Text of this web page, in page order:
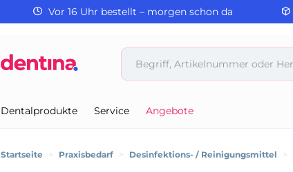
Vor 16 Uhr bestellt – morgen schon da
Dentalprodukte Service Angebote
Startseite > Praxisbedarf > Desinfektions- / Reinigungsmittel >